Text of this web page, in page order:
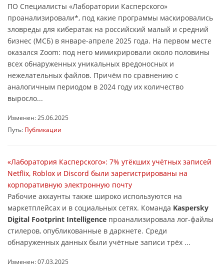
ПО Специалисты «Лаборатории Касперского»
проанализировали*, под какие программы маскировались
зловреды для кибератак на российский малый и средний
бизнес (МСБ) в январе-апреле 2025 года. На первом месте
оказался Zoom: под него мимикрировали около половины
всех обнаруженных уникальных вредоносных и
нежелательных файлов. Причём по сравнению с
аналогичным периодом в 2024 году их количество
выросло...
Изменен: 25.06.2025
Путь: Публикации
«Лаборатория Касперского»: 7% утёкших учётных записей
Netflix, Roblox и Discord были зарегистрированы на
корпоративную электронную почту
Рабочие аккаунты также широко используются на
маркетплейсах и в социальных сетях. Команда Kaspersky
Digital Footprint Intelligence проанализировала лог-файлы
стилеров, опубликованные в даркнете. Среди
обнаруженных данных были учётные записи трёх ...
Изменен: 07.03.2025